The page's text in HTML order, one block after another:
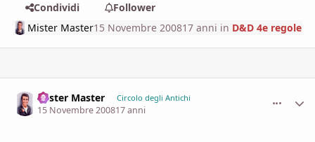
Condividi
Follower
Mister Master15 Novembre 200817 anni in D&D 4e regole
Mister Master Circolo degli Antichi
15 Novembre 200817 anni